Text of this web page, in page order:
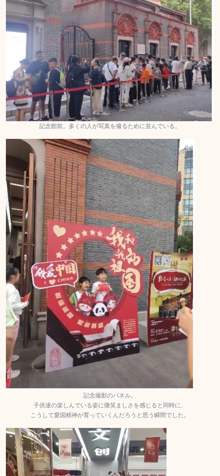
記念館前。多くの人が写真を撮るために並んでいる。
記念撮影のパネル。
子供達の楽しんでいる姿に微笑ましさを感じると同時に、
こうして愛国精神が育っていくんだろうと思う瞬間でした。